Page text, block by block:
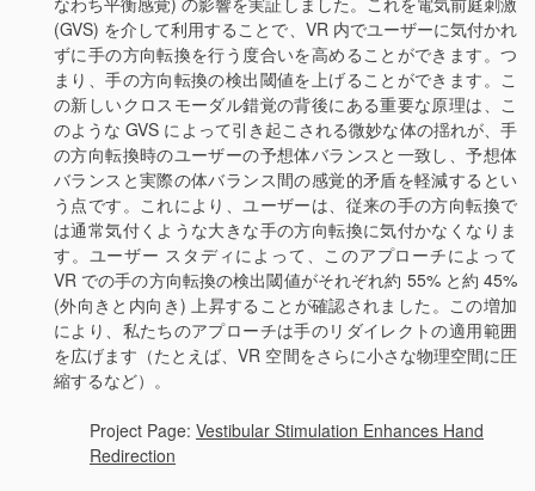
(GVS) を介して利用することで、VR 内でユーザーに気付かれ
ずに手の方向転換を行う度合いを高めることができます。つ
まり、手の方向転換の検出閾値を上げることができます。こ
の新しいクロスモーダル錯覚の背後にある重要な原理は、こ
のような GVS によって引き起こされる微妙な体の揺れが、手
の方向転換時のユーザーの予想体バランスと一致し、予想体
バランスと実際の体バランス間の感覚的矛盾を軽減するとい
う点です。これにより、ユーザーは、従来の手の方向転換で
は通常気付くような大きな手の方向転換に気付かなくなりま
す。ユーザー スタディによって、このアプローチによって
VR での手の方向転換の検出閾値がそれぞれ約 55% と約 45%
(外向きと内向き) 上昇することが確認されました。この増加
により、私たちのアプローチは手のリダイレクトの適用範囲
を広げます（たとえば、VR 空間をさらに小さな物理空間に圧
縮するなど）。
Project Page: Vestibular Stimulation Enhances Hand
Redirection